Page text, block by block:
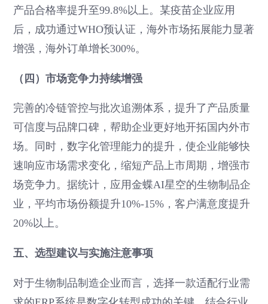
产品合格率提升至99.8%以上。某疫苗企业应用
后，成功通过WHO预认证，海外市场拓展能力显著
增强，海外订单增长300%。
（四）市场竞争力持续增强
完善的冷链管控与批次追溯体系，提升了产品质量
可信度与品牌口碑，帮助企业更好地开拓国内外市
场。同时，数字化管理能力的提升，使企业能够快
速响应市场需求变化，缩短产品上市周期，增强市
场竞争力。据统计，应用金蝶AI星空的生物制品企
业，平均市场份额提升10%-15%，客户满意度提升
20%以上。
五、选型建议与实施注意事项
对于生物制品制造企业而言，选择一款适配行业需